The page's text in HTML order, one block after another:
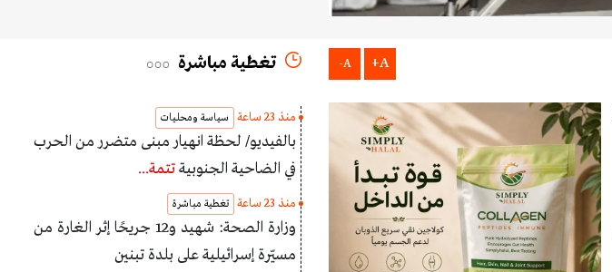
A+
A- تغطية مباشرة
منذ 23 ساعة سياسة ومحليات
بالفيديو/ لحظة انهيار مبنى متضرر من الحرب
في الضاحية الجنوبيةتتمة...
منذ 23 ساعة تغطية مباشرة
وزارة الصحة: شهيد و12 جريحًا إثر الغارة من
مسيّرة إسرائيلية على بلدة تبنين